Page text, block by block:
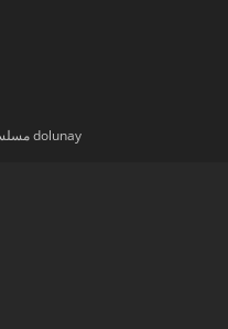
En vidéo – مسلسل البدر الحلقة 6 مترجمة dolunay